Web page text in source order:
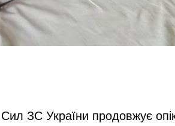
ЗС України продовжує